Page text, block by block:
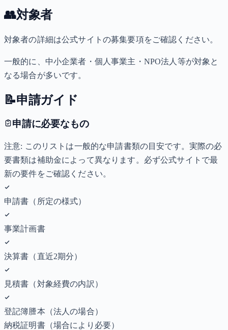
👥対象者
対象者の詳細は公式サイトの募集要項をご確認ください。
一般的に、中小企業者・個人事業主・NPO法人等が対象と
なる場合が多いです。
📝申請ガイド
申請に必要なもの
注意: このリストは一般的な申請書類の目安です。実際の必
要書類は補助金によって異なります。必ず公式サイトで最
新の要件をご確認ください。
申請書（所定の様式）
事業計画書
決算書（直近2期分）
見積書（対象経費の内訳）
登記簿謄本（法人の場合）
納税証明書（場合により必要）